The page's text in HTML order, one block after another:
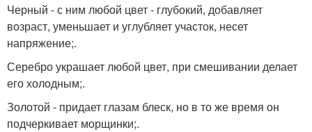
Черный - с ним любой цвет - глубокий, добавляет
возраст, уменьшает и углубляет участок, несет
напряжение;.
Серебро украшает любой цвет, при смешивании делает
его холодным;.
Золотой - придает глазам блеск, но в то же время он
подчеркивает морщинки;.